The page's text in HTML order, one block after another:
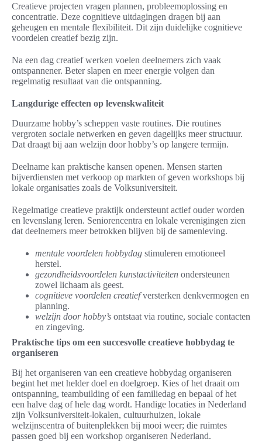
Creatieve projecten vragen plannen, probleemoplossing en
concentratie. Deze cognitieve uitdagingen dragen bij aan
geheugen en mentale flexibiliteit. Dit zijn duidelijke cognitieve
voordelen creatief bezig zijn.
Na een dag creatief werken voelen deelnemers zich vaak
ontspannener. Beter slapen en meer energie volgen dan
regelmatig resultaat van die ontspanning.
Langdurige effecten op levenskwaliteit
Duurzame hobby’s scheppen vaste routines. Die routines
vergroten sociale netwerken en geven dagelijks meer structuur.
Dat draagt bij aan welzijn door hobby’s op langere termijn.
Deelname kan praktische kansen openen. Mensen starten
bijverdiensten met verkoop op markten of geven workshops bij
lokale organisaties zoals de Volksuniversiteit.
Regelmatige creatieve praktijk ondersteunt actief ouder worden
en levenslang leren. Seniorencentra en lokale verenigingen zien
dat deelnemers meer betrokken blijven bij de samenleving.
mentale voordelen hobbydag stimuleren emotioneel
herstel.
gezondheidsvoordelen kunstactiviteiten ondersteunen
zowel lichaam als geest.
cognitieve voordelen creatiefversterken denkvermogen en
planning.
welzijn door hobby’s ontstaat via routine, sociale contacten
en zingeving.
Praktische tips om een succesvolle creatieve hobbydag te
organiseren
Bij het organiseren van een creatieve hobbydag organiseren
begint het met helder doel en doelgroep. Kies of het draait om
ontspanning, teambuilding of een familiedag en bepaal of het
een halve dag of hele dag wordt. Handige locaties in Nederland
zijn Volksuniversiteit-lokalen, cultuurhuizen, lokale
welzijnscentra of buitenplekken bij mooi weer; die ruimtes
passen goed bij een workshop organiseren Nederland.